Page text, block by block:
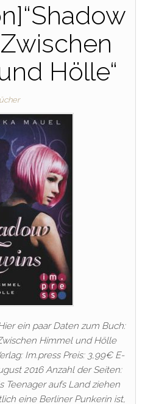
Hölle“
ein paar Daten zum Buch:
Himmel und Hölle
Im.press Preis: 3,99€ E-
2016 Anzahl der Seiten:
Teenager aufs Land ziehen
eine Berliner Punkerin ist,